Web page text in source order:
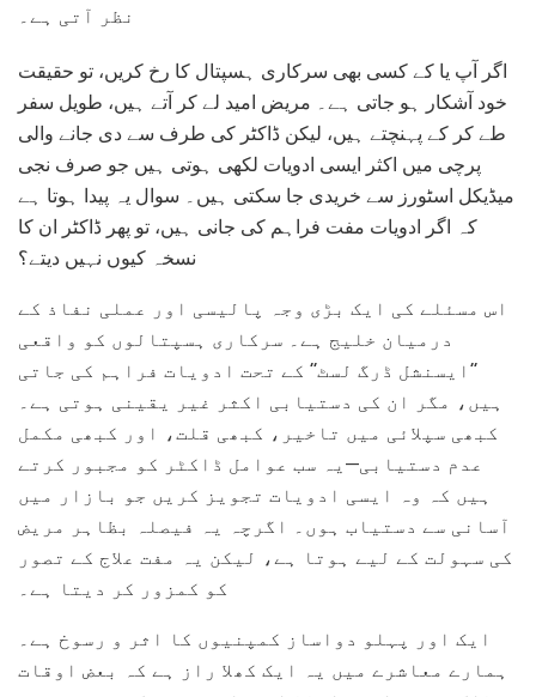
نظر آتی ہے۔
اگر آپ یا کے کسی بھی سرکاری ہسپتال کا رخ کریں، تو حقیقت
خود آشکار ہو جاتی ہے۔ مریض امید لے کر آتے ہیں، طویل سفر
طے کر کے پہنچتے ہیں، لیکن ڈاکٹر کی طرف سے دی جانے والی
پرچی میں اکثر ایسی ادویات لکھی ہوتی ہیں جو صرف نجی
میڈیکل اسٹورز سے خریدی جا سکتی ہیں۔ سوال یہ پیدا ہوتا ہے
کہ اگر ادویات مفت فراہم کی جانی ہیں، تو پھر ڈاکٹر ان کا
نسخہ کیوں نہیں دیتے؟
اس مسئلے کی ایک بڑی وجہ پالیسی اور عملی نفاذ کے
درمیان خلیج ہے۔ سرکاری ہسپتالوں کو واقعی
“ایسنشل ڈرگ لسٹ” کے تحت ادویات فراہم کی جاتی
ہیں، مگر ان کی دستیابی اکثر غیر یقینی ہوتی ہے۔
کبھی سپلائی میں تاخیر، کبھی قلت، اور کبھی مکمل
عدم دستیابی—یہ سب عوامل ڈاکٹر کو مجبور کرتے
ہیں کہ وہ ایسی ادویات تجویز کریں جو بازار میں
آسانی سے دستیاب ہوں۔ اگرچہ یہ فیصلہ بظاہر مریض
کی سہولت کے لیے ہوتا ہے، لیکن یہ مفت علاج کے تصور
کو کمزور کر دیتا ہے۔
ایک اور پہلو دواساز کمپنیوں کا اثر و رسوخ ہے۔
ہمارے معاشرے میں یہ ایک کھلا راز ہے کہ بعض اوقات